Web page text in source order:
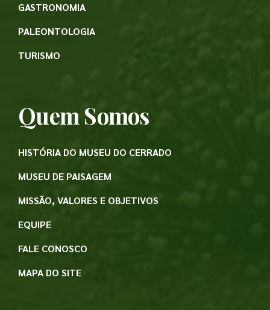
GASTRONOMIA
PALEONTOLOGIA
TURISMO
Quem Somos
HISTÓRIA DO MUSEU DO CERRADO
MUSEU DE PAISAGEM
MISSÃO, VALORES E OBJETIVOS
EQUIPE
FALE CONOSCO
MAPA DO SITE